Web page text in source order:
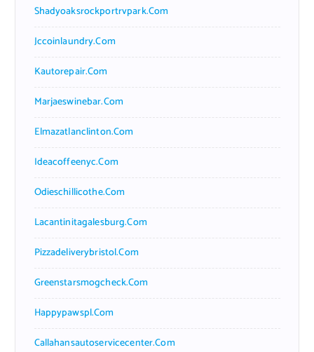
Shadyoaksrockportrvpark.com
Jccoinlaundry.com
Kautorepair.com
Marjaeswinebar.com
Elmazatlanclinton.com
Ideacoffeenyc.com
Odieschillicothe.com
Lacantinitagalesburg.com
Pizzadeliverybristol.com
Greenstarsmogcheck.com
Happypawspl.com
Callahansautoservicecenter.com